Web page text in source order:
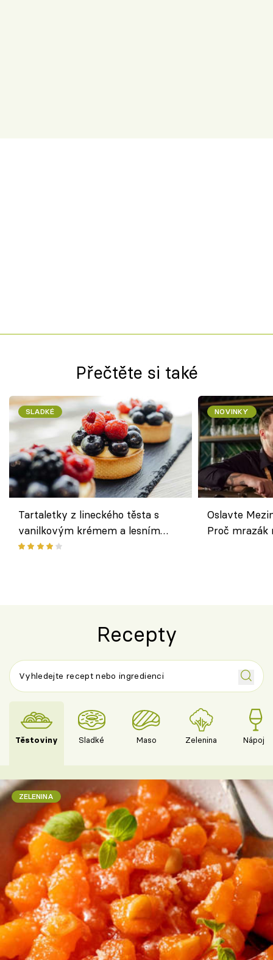
Přečtěte si také
SLADKÉ
Tartaletky z lineckého těsta s
vanilkovým krémem a lesním
ovocem podle Bread Society
NOVINKY
Oslavte
Proč
Recepty
Těstoviny Sladké Maso Zelenina Nápoje
ZELENINA